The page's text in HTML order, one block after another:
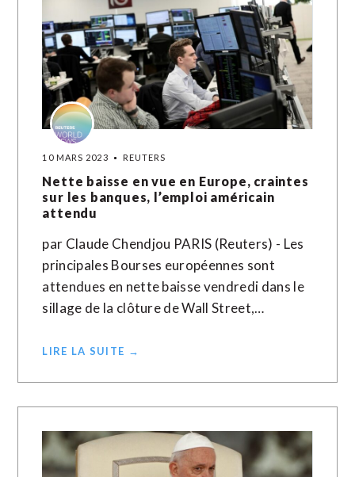
10 MARS 2023 REUTERS
Nette baisse en vue en Europe, craintes
sur les banques, l’emploi américain
attendu
par Claude Chendjou PARIS (Reuters) - Les
principales Bourses européennes sont
attendues en nette baisse vendredi dans le
sillage de la clôture de Wall Street,…
LIRE LA SUITE →